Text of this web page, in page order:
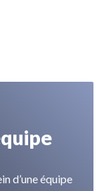
d’une équipe